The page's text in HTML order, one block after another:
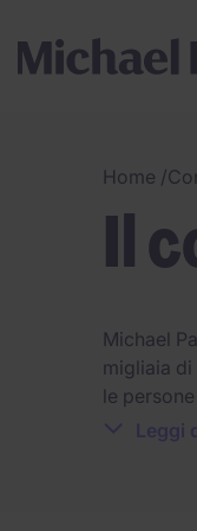
Home /
Il
Michael
migliaia
le
Ci sono